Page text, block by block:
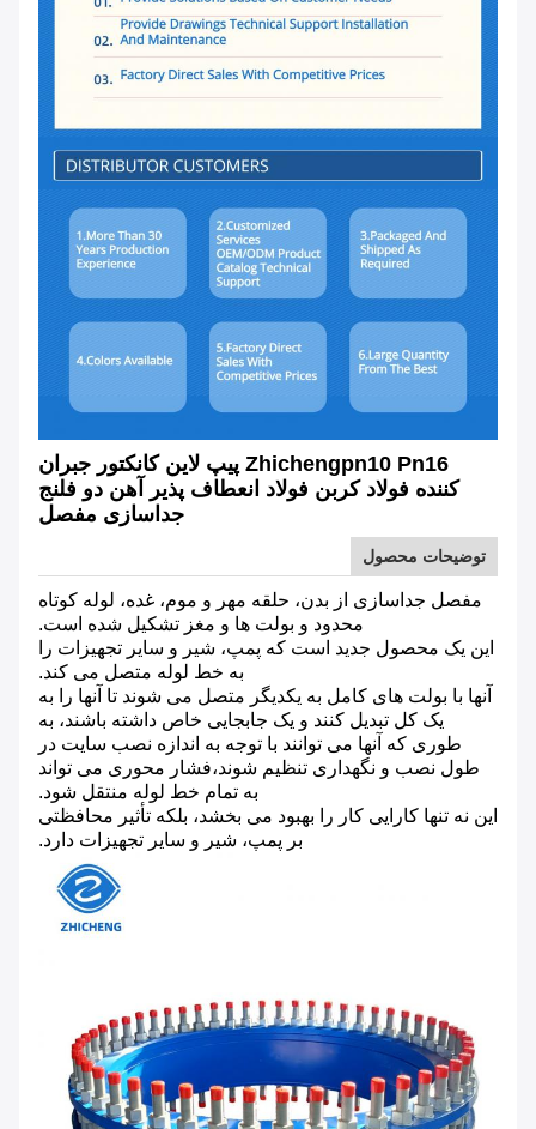
Zhichengpn10 Pn16 پیپ لاین کانکتور جبران
کننده فولاد کربن فولاد انعطاف پذیر آهن دو فلنج
جداسازی مفصل
توضیحات محصول
مفصل جداسازی از بدن، حلقه مهر و موم، غده، لوله کوتاه
محدود و بولت ها و مغز تشکیل شده است.
این یک محصول جدید است که پمپ، شیر و سایر تجهیزات را
به خط لوله متصل می کند.
آنها با بولت های کامل به یکدیگر متصل می شوند تا آنها را به
یک کل تبدیل کنند و یک جابجایی خاص داشته باشند، به
طوری که آنها می توانند با توجه به اندازه نصب سایت در
طول نصب و نگهداری تنظیم شوند،فشار محوری می تواند
به تمام خط لوله منتقل شود.
این نه تنها کارایی کار را بهبود می بخشد، بلکه تأثیر محافظتی
بر پمپ، شیر و سایر تجهیزات دارد.